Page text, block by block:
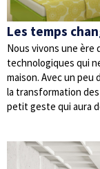
Les temps
Nous vivons une ère
technologiques qui
maison. Avec un peu
la transformation
petit geste qui aura